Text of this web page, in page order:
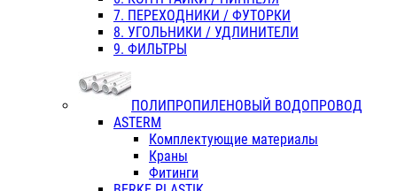
7. ПЕРЕХОДНИКИ / ФУТОРКИ
8. УГОЛЬНИКИ / УДЛИНИТЕЛИ
9. ФИЛЬТРЫ
ПОЛИПРОПИЛЕНОВЫЙ ВОДОПРОВОД
ASTERM
Комплектующие материалы
Краны
Фитинги